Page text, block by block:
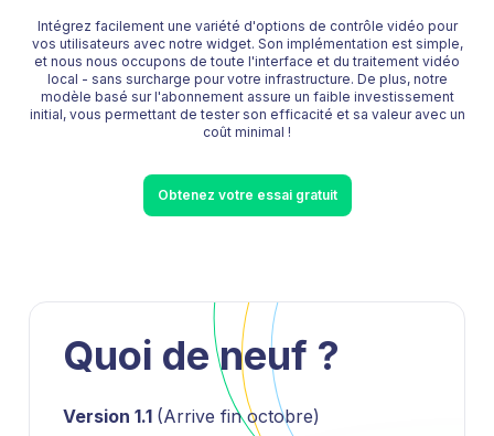
Intégrez facilement une variété d'options de contrôle vidéo pour
vos utilisateurs avec notre widget. Son implémentation est simple,
et nous nous occupons de toute l'interface et du traitement vidéo
local - sans surcharge pour votre infrastructure. De plus, notre
modèle basé sur l'abonnement assure un faible investissement
initial, vous permettant de tester son efficacité et sa valeur avec un
coût minimal !
Obtenez votre essai gratuit
Quoi de neuf ?
Version 1.1 (Arrive fin octobre)